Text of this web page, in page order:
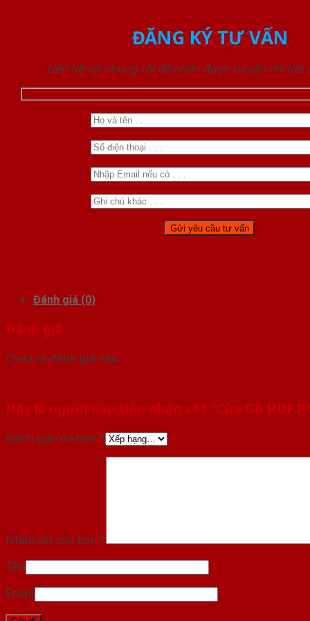
ĐĂNG KÝ TƯ VẤN
Liên hệ với chúng tôi để nhận được tư vấn chi tiết
Đánh giá (0)
Đánh giá
Chưa có đánh giá nào.
Hãy là người đầu tiên nhận xét “Cửa Gỗ HDF
Đánh giá của bạn *
Nhận xét của bạn *
Tên
Email